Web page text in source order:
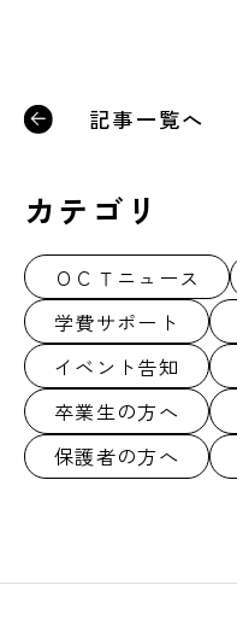
記事一覧へ
カテゴリ
ＯＣＴニュース
学費サポート
イベント告知
卒業生の方へ
保護者の方へ